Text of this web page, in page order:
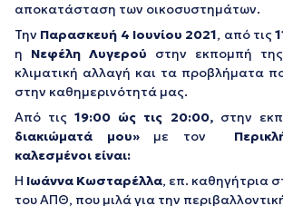
αποκατάσταση των οικοσυστημάτων.
Την Παρασκευή 4 Ιουνίου 2021, από τις
η Νεφέλη Λυγερού στην εκπομπή
κλιματική αλλαγή και τα προβλήματα
στην καθημερινότητά μας.
Από τις19:00 ώς τις 20:00,στην
διακιώματά μου»με τον
καλεσμένοι είναι:
Η Ιωάννα Κωσταρέλλα, επ. καθηγήτρια
του ΑΠΘ, που μιλά για την